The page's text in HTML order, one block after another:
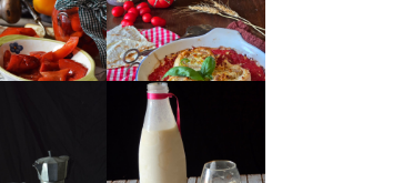
RICOTTA
CAKE AL
MANDORLITO